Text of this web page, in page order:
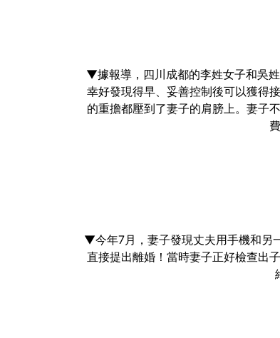
▼據報導，四川成都的李姓女子和吳
幸好發現得早、妥善控制後可以獲得
的重擔都壓到了妻子的肩膀上。妻子
▼今年7月，妻子發現丈夫用手機和另
直接提出離婚！當時妻子正好檢查出